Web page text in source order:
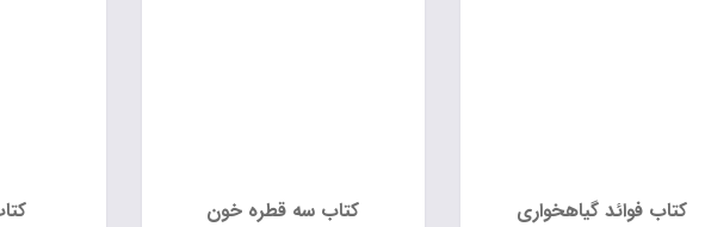
کتاب فوائد گیاهخواری کتاب سه قطره خون